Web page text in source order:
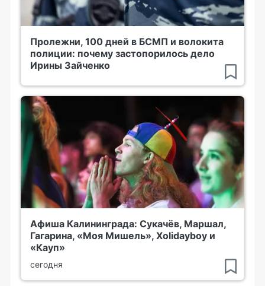
Пролежни, 100 дней в БСМП и волокита
полиции: почему застопорилось дело
Ирины Зайченко
Афиша Калининграда: Сукачёв, Маршал,
Гагарина, «Моя Мишель», Xolidayboy и
«Кауп»
сегодня